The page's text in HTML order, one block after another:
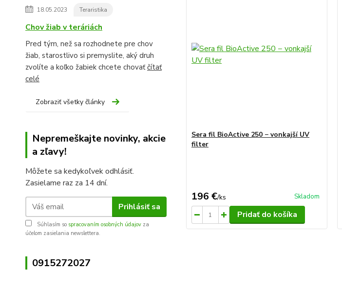
18.05.2023 Teraristika
Chov žiab v teráriách
Pred tým, než sa rozhodnete pre chov
žiab, starostlivo si premyslite, aký druh
zvolíte a koľko žabiek chcete chovaťčítať
celé
Zobraziť všetky články
Nepremeškajte novinky, akcie
a zľavy!
Môžete sa kedykoľvek odhlásiť.
Zasielame raz za 14 dní.
Prihlásiť sa
Súhlasím so spracovaním osobných údajov za
účelom zasielania newslettera.
0915272027
Sera fil BioActive 250 − vonkajší UV
filter
196 €/ks Skladom
Pridať do košíka